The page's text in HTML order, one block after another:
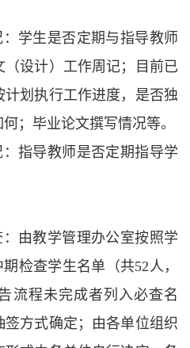
学生是否定期与指导教师
设计）工作周记；目前已
划执行工作进度，是否独
；毕业论文撰写情况等。
指导教师是否定期指导学
由教学管理办公室按照学
检查学生名单（共52人，
流程未完成者列入必查名
方式确定；由各单位组织